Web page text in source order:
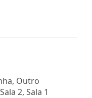
Outro
2, Sala 1